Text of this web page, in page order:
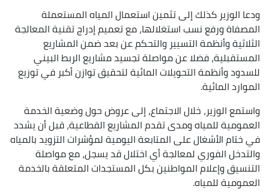
ودعا الوزير كذلك إلى تثمين استعمال المياه المستعملة
المصفاة ورفع نسب استغلالها، مع تعميم إدراج تقنية المعالجة
الثلاثية وأنظمة التسيير والتحكم عن بعد ضمن المشاريع
المستقبلية، فضلا عن مواصلة تجسيد مشاريع الربط البيني
للسدود وأنظمة التحويلات المائية لتحقيق توازن أكبر في توزيع
الموارد المائية.
واستمع الوزير، خلال الاجتماع، إلى عروض حول وضعية الخدمة
العمومية للمياه ومدى تقدم المشاريع القطاعية، قبل أن يشدد
في ختام الأشغال على المتابعة اليومية لمؤشرات التزويد بالمياه
والتدخل الفوري لمعالجة أي اختلال قد يسجل، مع مواصلة
التنسيق وإعلام المواطنين بكل المستجدات المتعلقة بالخدمة
العمومية للمياه.